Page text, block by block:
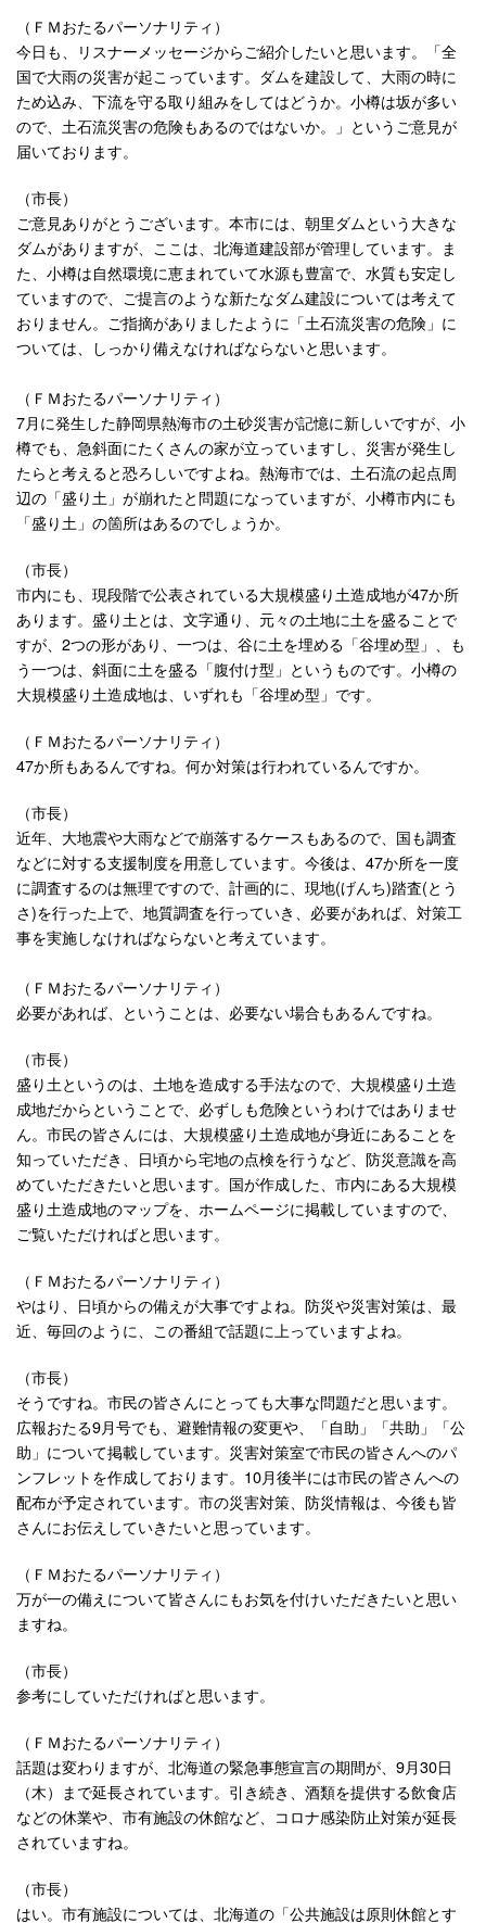
（ＦＭおたるパーソナリティ）
今日も、リスナーメッセージからご紹介したいと思います。「全
国で大雨の災害が起こっています。ダムを建設して、大雨の時に
ため込み、下流を守る取り組みをしてはどうか。小樽は坂が多い
ので、土石流災害の危険もあるのではないか。」というご意見が
届いております。
（市長）
ご意見ありがとうございます。本市には、朝里ダムという大きな
ダムがありますが、ここは、北海道建設部が管理しています。ま
た、小樽は自然環境に恵まれていて水源も豊富で、水質も安定し
ていますので、ご提言のような新たなダム建設については考えて
おりません。ご指摘がありましたように「土石流災害の危険」に
ついては、しっかり備えなければならないと思います。
（ＦＭおたるパーソナリティ）
7月に発生した静岡県熱海市の土砂災害が記憶に新しいですが、小
樽でも、急斜面にたくさんの家が立っていますし、災害が発生し
たらと考えると恐ろしいですよね。熱海市では、土石流の起点周
辺の「盛り土」が崩れたと問題になっていますが、小樽市内にも
「盛り土」の箇所はあるのでしょうか。
（市長）
市内にも、現段階で公表されている大規模盛り土造成地が47か所
あります。盛り土とは、文字通り、元々の土地に土を盛ることで
すが、2つの形があり、一つは、谷に土を埋める「谷埋め型」、も
う一つは、斜面に土を盛る「腹付け型」というものです。小樽の
大規模盛り土造成地は、いずれも「谷埋め型」です。
（ＦＭおたるパーソナリティ）
47か所もあるんですね。何か対策は行われているんですか。
（市長）
近年、大地震や大雨などで崩落するケースもあるので、国も調査
などに対する支援制度を用意しています。今後は、47か所を一度
に調査するのは無理ですので、計画的に、現地(げんち)踏査(とう
さ)を行った上で、地質調査を行っていき、必要があれば、対策工
事を実施しなければならないと考えています。
（ＦＭおたるパーソナリティ）
必要があれば、ということは、必要ない場合もあるんですね。
（市長）
盛り土というのは、土地を造成する手法なので、大規模盛り土造
成地だからということで、必ずしも危険というわけではありませ
ん。市民の皆さんには、大規模盛り土造成地が身近にあることを
知っていただき、日頃から宅地の点検を行うなど、防災意識を高
めていただきたいと思います。国が作成した、市内にある大規模
盛り土造成地のマップを、ホームページに掲載していますので、
ご覧いただければと思います。
（ＦＭおたるパーソナリティ）
やはり、日頃からの備えが大事ですよね。防災や災害対策は、最
近、毎回のように、この番組で話題に上っていますよね。
（市長）
そうですね。市民の皆さんにとっても大事な問題だと思います。
広報おたる9月号でも、避難情報の変更や、「自助」「共助」「公
助」について掲載しています。災害対策室で市民の皆さんへのパ
ンフレットを作成しております。10月後半には市民の皆さんへの
配布が予定されています。市の災害対策、防災情報は、今後も皆
さんにお伝えしていきたいと思っています。
（ＦＭおたるパーソナリティ）
万が一の備えについて皆さんにもお気を付けいただきたいと思い
ますね。
（市長）
参考にしていただければと思います。
（ＦＭおたるパーソナリティ）
話題は変わりますが、北海道の緊急事態宣言の期間が、9月30日
（木）まで延長されています。引き続き、酒類を提供する飲食店
などの休業や、市有施設の休館など、コロナ感染防止対策が延長
されていますね。
（市長）
はい。市有施設については、北海道の「公共施設は原則休館とす